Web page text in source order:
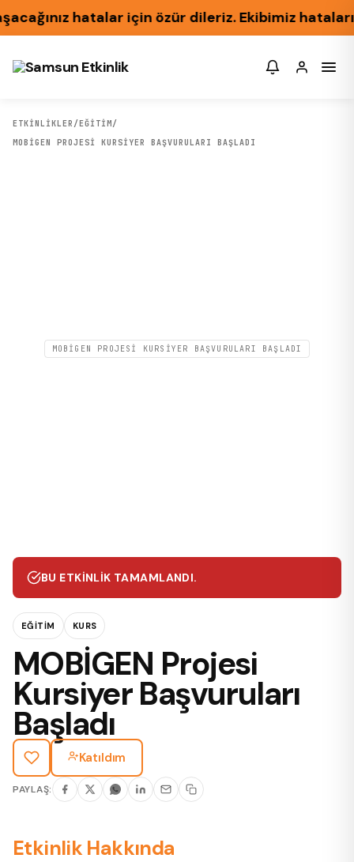
hatalar için özür dileriz. Ekibimiz hataları
ETKİNLİKLER /EĞITIM/
MOBİGEN PROJESI KURSIYER BAŞVURULARI BAŞLADI
MOBİGEN PROJESI KURSIYER BAŞVURULARI BAŞLADI
BU ETKINLIK TAMAMLANDI.
EĞITIM KURS
MOBİGEN Projesi
Kursiyer Başvuruları
Başladı
Katıldım
PAYLAŞ:
Etkinlik Hakkında